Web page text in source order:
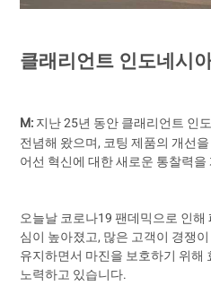
클래리언트 인도네시
M:지난 25년 동안 클래리언트 인
전념해 왔으며, 코팅 제품의 개선
어선 혁신에 대한 새로운 통찰력
오늘날 코로나19 팬데믹으로 인
심이 높아졌고, 많은 고객이 경쟁
유지하면서 마진을 보호하기 위해
노력하고 있습니다.